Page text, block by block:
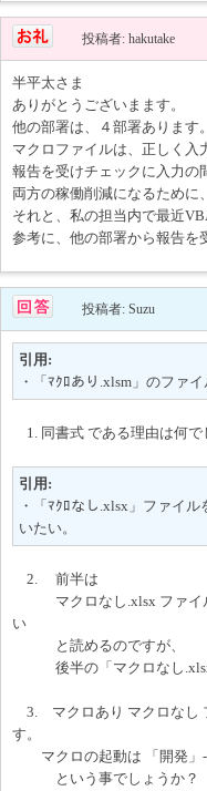
投稿者: hakutake
半平太さま
ありがとうございまます。
他の部署は、４部署あります。
マクロファイルは、正しく入
報告を受けチェックに入力の
両方の稼働削減になるために
それと、私の担当内で最近
参考に、他の部署から報告を
投稿者: Suzu
引用:
・「ﾏｸﾛあり.xlsm」のファ
1. 同書式 である理由は何で
引用:
・「ﾏｸﾛなし.xlsx」ファイ
いたい。
2. 前半は
マクロなし.xlsx ファイル
い
と読めるのですが、
後半の「マクロなし.xlsx
3. マクロあり マクロなし
す。
マクロの起動は 「開発」-
という事でしょうか？